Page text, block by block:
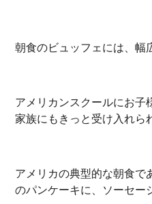
朝食のビュッフェには、幅
アメリカンスクールにお子
家族にもきっと受け入れら
アメリカの典型的な朝食で
のパンケーキに、ソーセー